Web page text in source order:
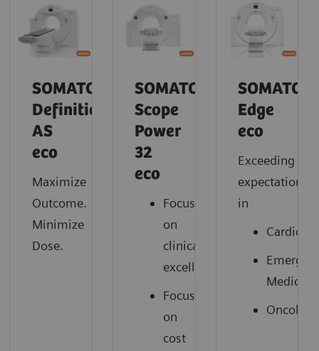
SOMATOM
Definition
AS
eco
Maximize
Outcome.
Minimize
Dose.
SOMATOM
Scope
Power
32
eco
Focus
on
clinical
excellence
Focus
on
cost
SOMATOM
Edge
eco
Exceeding
expectations
in
Medicine
Oncology